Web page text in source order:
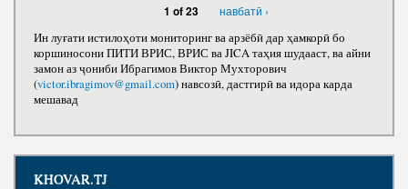
1 of 23
навбатӣ ›
Ин луғати истилоҳоти мониторинг ва арзёбӣ дар ҳамкорӣ бо
коршиносони ПИТИ ВРИС, ВРИС ва JICA таҳия шудааст, ва айни
замон аз ҷониби Ибрагимов Виктор Мухторович
(victor.ibragimov@gmail.com) навсозӣ, дастгирӣ ва идора карда
мешавад
KHOVAR.TJ